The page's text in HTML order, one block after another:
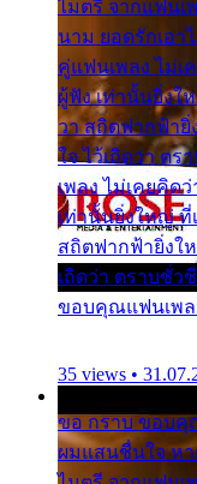
ไมตรี จากแฟน
นาม ยอดรักเอา
คู่แฟนเพลง ไม่เ
ผู้ฟัง เท่านั้นยิ่งใ
วา สถิตฟากฟ้า
ใจ ไว้เถิดว่า ต
เพลง ไม่เคยคิด
เท่านั้นยิ่งใหญ่ ที่
สถิตฟากฟ้ายิ่งใ
เถิดว่า ตราบชั่ว
ขอบคุณแฟนเพล
35 views •
ขอ กราบ ขอบคุ
ผมแสนชื่นใจ หา